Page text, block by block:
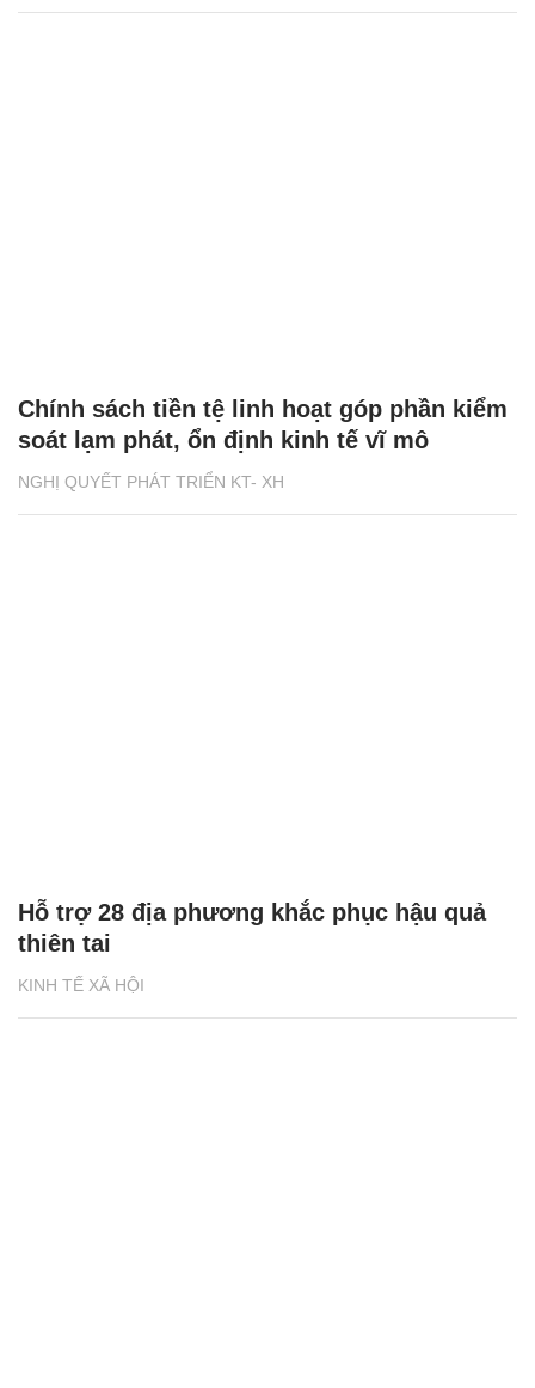
NGHỊ QUYẾT PHÁT TRIỂN KT- XH
Chính sách tiền tệ linh hoạt góp phần kiểm
soát lạm phát, ổn định kinh tế vĩ mô
KINH TẾ XÃ HỘI
Hỗ trợ 28 địa phương khắc phục hậu quả
thiên tai